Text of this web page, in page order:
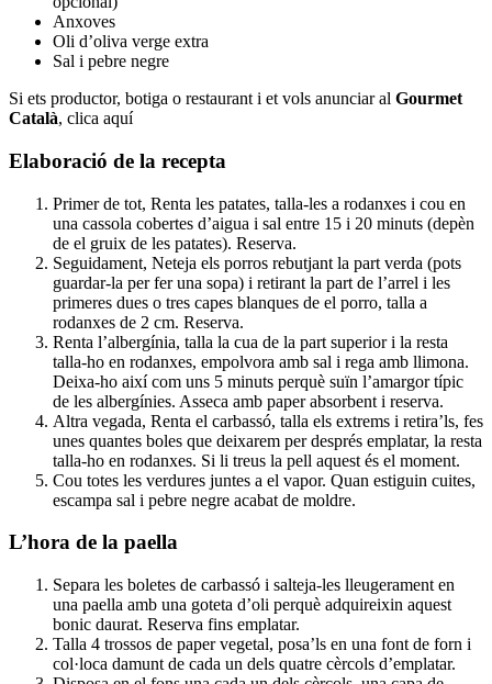
Anxoves
Oli d’oliva verge extra
Sal i pebre negre
Si ets productor, botiga o restaurant i et vols anunciar al Gourmet
Català, clica aquí
Elaboració de la recepta
Primer de tot, Renta les patates, talla-les a rodanxes i cou en
una cassola cobertes d’aigua i sal entre 15 i 20 minuts (depèn
de el gruix de les patates). Reserva.
Seguidament, Neteja els porros rebutjant la part verda (pots
guardar-la per fer una sopa) i retirant la part de l’arrel i les
primeres dues o tres capes blanques de el porro, talla a
rodanxes de 2 cm. Reserva.
Renta l’albergínia, talla la cua de la part superior i la resta
talla-ho en rodanxes, empolvora amb sal i rega amb llimona.
Deixa-ho així com uns 5 minuts perquè suïn l’amargor típic
de les albergínies. Asseca amb paper absorbent i reserva.
Altra vegada, Renta el carbassó, talla els extrems i retira’ls, fes
unes quantes boles que deixarem per després emplatar, la resta
talla-ho en rodanxes. Si li treus la pell aquest és el moment.
Cou totes les verdures juntes a el vapor. Quan estiguin cuites,
escampa sal i pebre negre acabat de moldre.
L’hora de la paella
Separa les boletes de carbassó i salteja-les lleugerament en
una paella amb una goteta d’oli perquè adquireixin aquest
bonic daurat. Reserva fins emplatar.
Talla 4 trossos de paper vegetal, posa’ls en una font de forn i
col·loca damunt de cada un dels quatre cèrcols d’emplatar.